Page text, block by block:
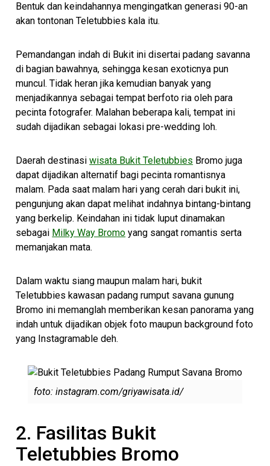
Bentuk dan keindahannya mengingatkan generasi 90-an
akan tontonan Teletubbies kala itu.
Pemandangan indah di Bukit ini disertai padang savanna
di bagian bawahnya, sehingga kesan exoticnya pun
muncul. Tidak heran jika kemudian banyak yang
menjadikannya sebagai tempat berfoto ria oleh para
pecinta fotografer. Malahan beberapa kali, tempat ini
sudah dijadikan sebagai lokasi pre-wedding loh.
Daerah destinasiwisata Bukit Teletubbies Bromo juga
dapat dijadikan alternatif bagi pecinta romantisnya
malam. Pada saat malam hari yang cerah dari bukit ini,
pengunjung akan dapat melihat indahnya bintang-bintang
yang berkelip. Keindahan ini tidak luput dinamakan
sebagai Milky Way Bromo yang sangat romantis serta
memanjakan mata.
Dalam waktu siang maupun malam hari, bukit
Teletubbies kawasan padang rumput savana gunung
Bromo ini memanglah memberikan kesan panorama yang
indah untuk dijadikan objek foto maupun background foto
yang Instagramable deh.
foto: instagram.com/griyawisata.id/
2. Fasilitas Bukit
Teletubbies Bromo